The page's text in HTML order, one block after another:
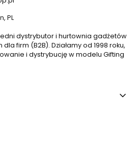
PL
dystrybutor i hurtownia gadżetów
firm (B2B). Działamy od 1998 roku,
i dystrybucję w modelu Gifting